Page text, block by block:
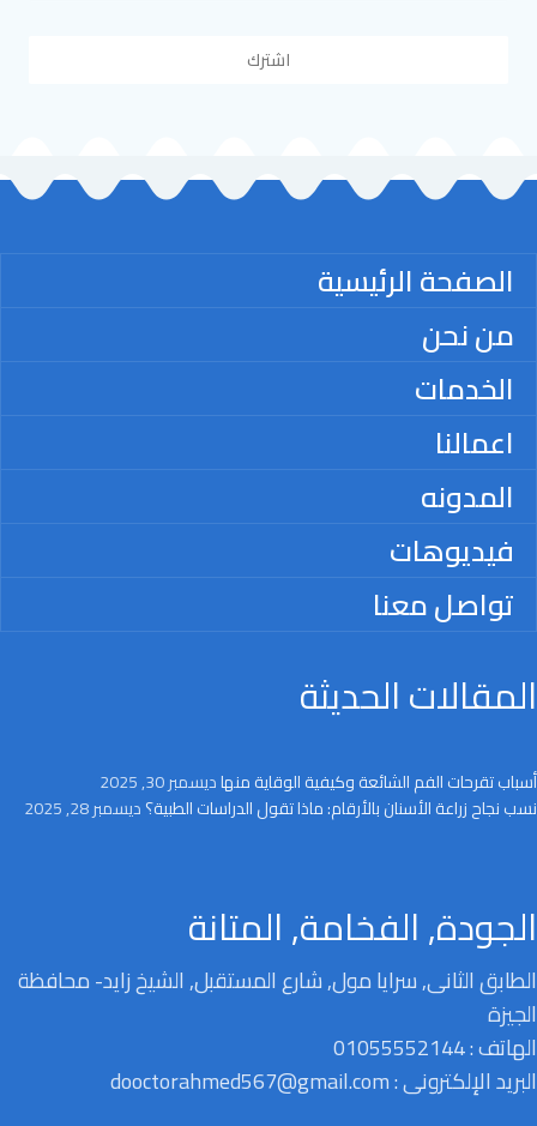
اشترك
الصفحة الرئيسية
من نحن
الخدمات
اعمالنا
المدونه
فيديوهات
تواصل معنا
المقالات الحديثة
أسباب تقرحات الفم الشائعة وكيفية الوقاية منهاديسمبر 30, 2025
نسب نجاح زراعة الأسنان بالأرقام: ماذا تقول الدراسات الطبية؟ديسمبر 28, 2025
الجودة, الفخامة, المتانة
الطابق الثانى, سرايا مول, شارع المستقبل, الشيخ زايد- محافظة
الجيزة
الهاتف : 01055552144
البريد الإلكترونى : dooctorahmed567@gmail.com